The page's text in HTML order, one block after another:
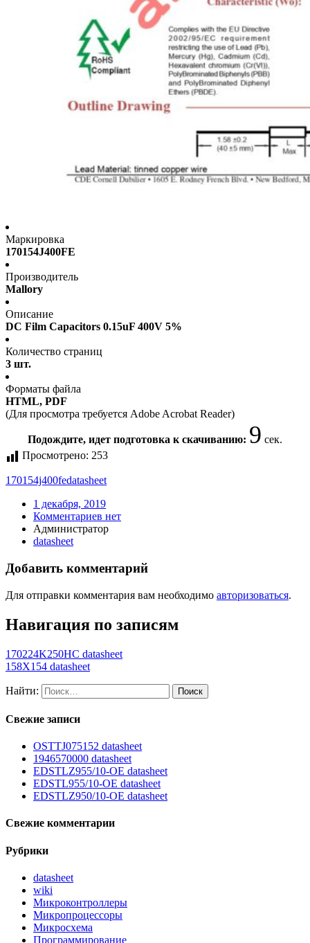
Маркировка
170154J400FE
Производитель
Mallory
Описание
DC Film Capacitors 0.15uF 400V 5%
Количество страниц
3 шт.
Форматы файла
HTML, PDF
(Для просмотра требуется Adobe Acrobat Reader)
Подождите, идет подготовка к скачиванию: 8 сек.
Просмотрено: 253
170154j400fedatasheet
1 декабря, 2019
Комментариев нет
Администратор
datasheet
Добавить комментарий
Для отправки комментария вам необходимо авторизоваться.
Навигация по записям
170224K250HC datasheet
158X154 datasheet
Найти:
Свежие записи
OSTTJ075152 datasheet
1946570000 datasheet
EDSTLZ955/10-OE datasheet
EDSTL955/10-OE datasheet
EDSTLZ950/10-OE datasheet
Свежие комментарии
Рубрики
datasheet
wiki
Микроконтроллеры
Микропроцессоры
Микросхема
Программирование